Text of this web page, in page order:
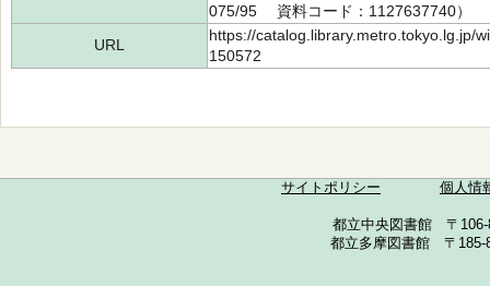
075/95 資料コード：1127637740）
URL
https://catalog.library.metro.tokyo.lg.jp/
150572
サイトポリシー 個人情
都立中央図書館 〒
都立多摩図書館 〒185-